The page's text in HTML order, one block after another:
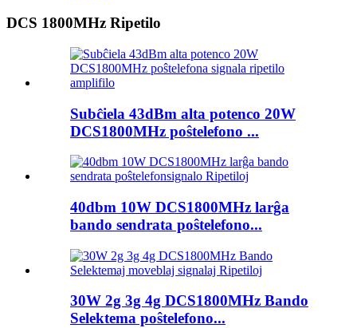
DCS 1800MHz Ripetilo
Subĉiela 43dBm alta potenco 20W
DCS1800MHz poŝtelefono ...
40dbm 10W DCS1800MHz larĝa
bando sendrata poŝtelefono...
30W 2g 3g 4g DCS1800MHz Bando
Selektema poŝtelefono...